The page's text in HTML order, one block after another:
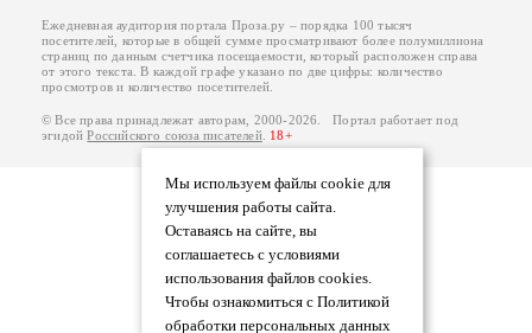
Мы используем файлы cookie для
улучшения работы сайта.
Оставаясь на сайте, вы
соглашаетесь с условиями
использования файлов cookies.
Чтобы ознакомиться с Политикой
обработки персональных данных
Ежедневная аудитория портала Проза.ру – порядка 100 тысяч
посетителей, которые в общей сумме просматривают более полумиллиона
страниц по данным счетчика посещаемости, который расположен справа
от этого текста. В каждой графе указано по две цифры: количество
просмотров и количество посетителей.
© Все права принадлежат авторам, 2000-2026. Портал работает под
эгидойРоссийского союза писателей. 18+